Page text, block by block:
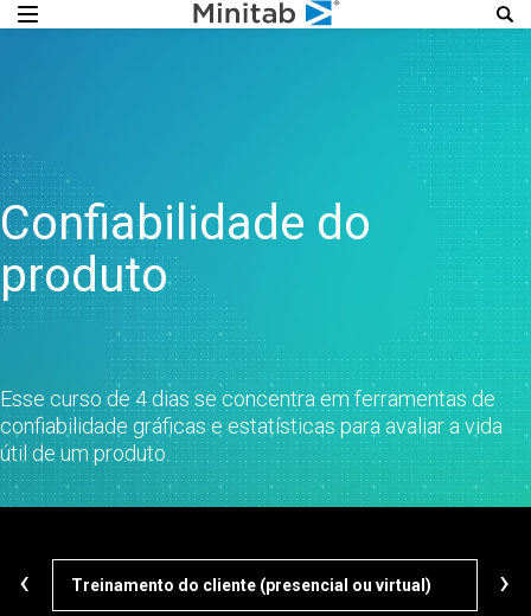
Confiabilidade do
produto
Esse curso de 4 dias se concentra em ferramentas de
confiabilidade gráficas e estatísticas para avaliar a vida
útil de um produto.
Treinamento do cliente (presencial ou virtual)
‹ ›